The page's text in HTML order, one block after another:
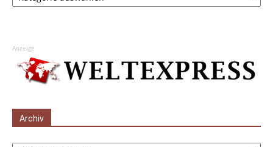
Anzeige
Archiv
Archiv